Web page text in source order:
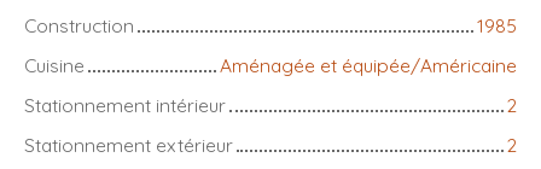
Construction
1985
Cuisine
Aménagée et équipée/Américaine
Stationnement intérieur
2
Stationnement extérieur
2